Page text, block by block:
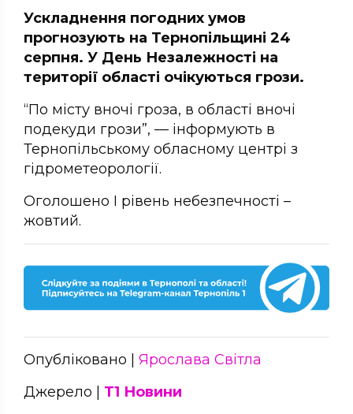
Ускладнення погодних умов
прогнозують на Тернопільщині 24
серпня. У День Незалежності на
території області очікуються грози.
“По місту вночі гроза, в області вночі
подекуди грози”, — інформують в
Тернопільському обласному центрі з
гідрометеорології.
Оголошено I рівень небезпечності –
жовтий.
Опубліковано | Ярослава Світла
Джерело | Т1 Новини